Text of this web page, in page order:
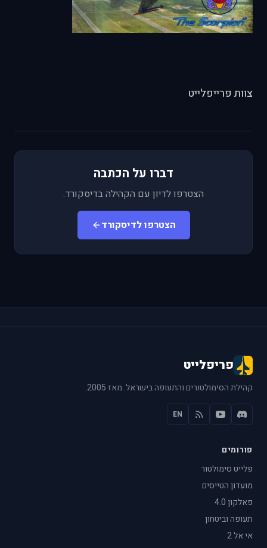
צוות פרייפלייט
דברו על הכתבה
הצטרפו לדיון עם הקהילה בדיסקורד.
הצטרפו לדיסקורד
פריפלייט
קהילת הסימולטורים והתעופה בישראל. מאז 2005.
EN
פורומים
פלייט סימולטור
מועדון הטייסים
פאלקון 4.0
תעופה וביטחון
אי אל 2